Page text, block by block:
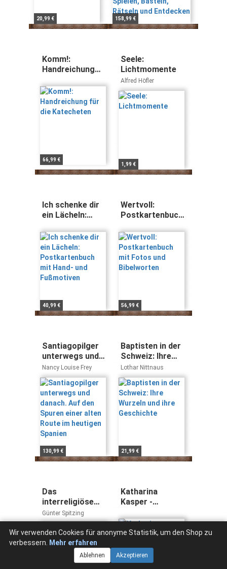
20,99 € 158,99 €
Komm!:
Handreichung
Katecheten
66,99 €
Seele:
Lichtmomente
Alfred Höfler
1,99 €
Ich schenke dir
ein Lächeln:
mit Hand- und
Fußmotiven
40,99 €
Wertvoll:
Postkartenbuch
Bibelworten
56,99 €
Santiagopilger
unterwegs und
danach. Auf den
Spuren einer
alten Route im
heutigen
Spanien
Nancy Louise Frey
130,99 €
Baptisten in der
Schweiz: Ihre
Wurzeln und ihre
Geschichte
Lothar Nittnaus
21,99 €
Das
interreligiöse
Gebetbuch /The
Interreligious
Prayerbook
Günter Spitzing
Katharina
Kasper -
Kongregation
der Armen
Jesu Christi -
Schriften:
Wir verwenden Cookies für anonyme Statistik, um den Shop zu
verbessern.
Mehr erfahren
Ablehnen Akzeptieren